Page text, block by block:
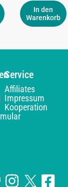
In den
Warenkorb
Service
Affiliates
Impressum
Kooperation